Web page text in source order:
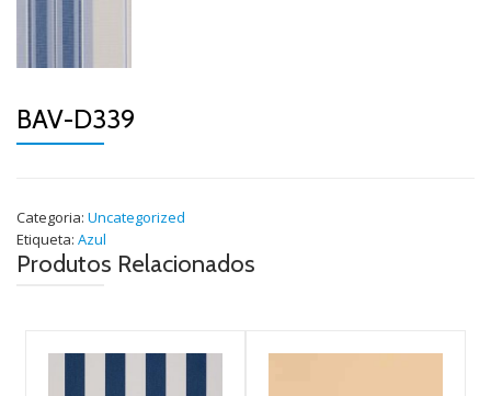
BAV-D339
Categoria: Uncategorized
Etiqueta: Azul
Produtos Relacionados